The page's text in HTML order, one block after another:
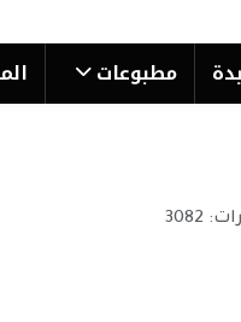
مطبوعات
3082